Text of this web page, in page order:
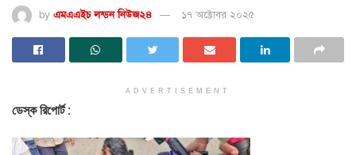
by এমএএইচ লন্ডন নিউজ২৪ ১৭ অক্টোবর ২০২৫
ADVERTISEMENT
ডেস্ক রিপোর্ট :